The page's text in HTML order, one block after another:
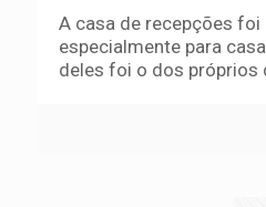
A casa de recepções foi
especialmente para
deles foi o dos próprios